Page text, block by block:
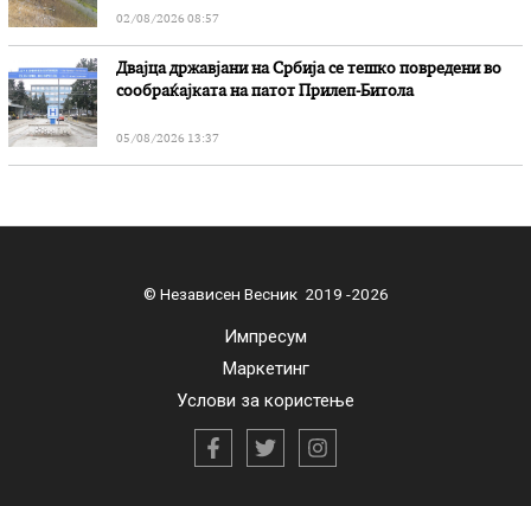
02/08/2026 08:57
Двајца државјани на Србија се тешко повредени во
сообраќајката на патот Прилеп-Битола
05/08/2026 13:37
© Независен Весник 2019 -2026
Импресум
Маркетинг
Услови за користење